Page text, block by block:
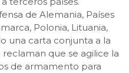
de Alemania, Países
Polonia, Lituania,
una carta conjunta a la
que se agilice la
de armamento para